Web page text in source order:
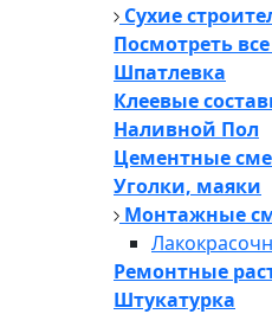
Сухие
Посмотреть
Шпатлевка
Клеевые
Наливной Пол
Цементные
Уголки, маяки
Монтажные
Ремонтные
Штукатурка